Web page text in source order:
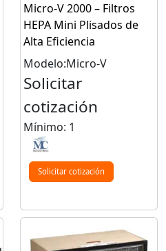
Micro-V 2000 – Filtros
HEPA Mini Plisados de
Alta Eficiencia
Modelo:Micro-V
Solicitar
cotización
Mínimo: 1
Solicitar cotización